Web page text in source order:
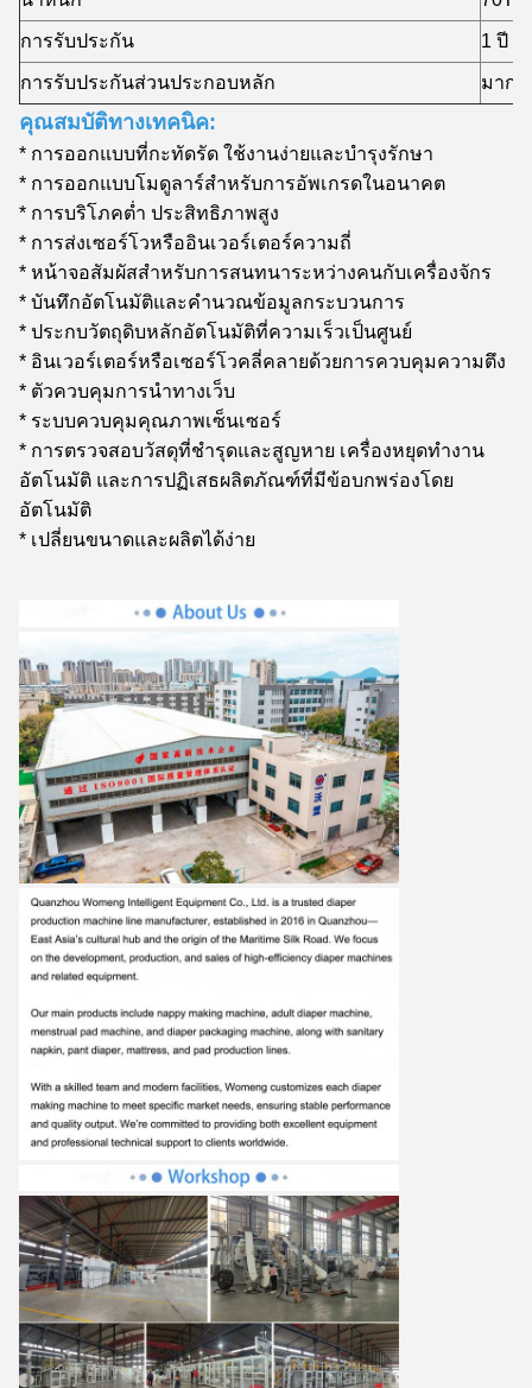
การรับประกัน
1 ปี
การรับประกันส่วนประกอบหลัก
มากก
คุณสมบัติทางเทคนิค:
* การออกแบบที่กะทัดรัด ใช้งานง่ายและบำรุงรักษา
* การออกแบบโมดูลาร์สำหรับการอัพเกรดในอนาคต
* การบริโภคต่ำ ประสิทธิภาพสูง
* การส่งเซอร์โวหรืออินเวอร์เตอร์ความถี่
* หน้าจอสัมผัสสำหรับการสนทนาระหว่างคนกับเครื่องจักร
* บันทึกอัตโนมัติและคำนวณข้อมูลกระบวนการ
* ประกบวัตถุดิบหลักอัตโนมัติที่ความเร็วเป็นศูนย์
* อินเวอร์เตอร์หรือเซอร์โวคลี่คลายด้วยการควบคุมความตึง
* ตัวควบคุมการนำทางเว็บ
* ระบบควบคุมคุณภาพเซ็นเซอร์
* การตรวจสอบวัสดุที่ชำรุดและสูญหาย เครื่องหยุดทำงาน
อัตโนมัติ และการปฏิเสธผลิตภัณฑ์ที่มีข้อบกพร่องโดย
อัตโนมัติ
* เปลี่ยนขนาดและผลิตได้ง่าย